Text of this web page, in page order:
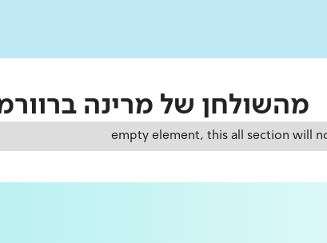
מהשולחן של מרינה
empty element, this all section will